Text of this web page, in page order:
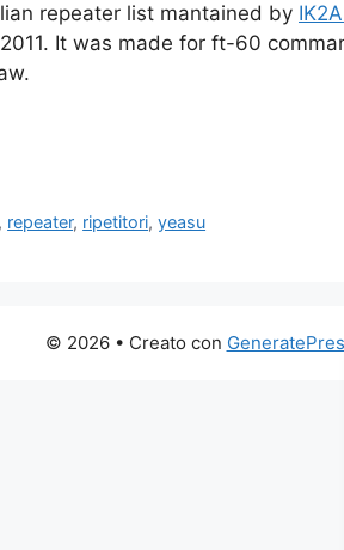
repeater list mantained by
It was made for ft-60
, repeater, ripetitori,yeasu
© 2026 • Creato con